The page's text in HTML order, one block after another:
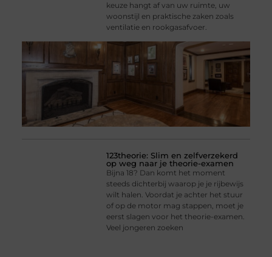
keuze hangt af van uw ruimte, uw
woonstijl en praktische zaken zoals
ventilatie en rookgasafvoer.
123theorie: Slim en zelfverzekerd
op weg naar je theorie-examen
Bijna 18? Dan komt het moment
steeds dichterbij waarop je je rijbewijs
wilt halen. Voordat je achter het stuur
of op de motor mag stappen, moet je
eerst slagen voor het theorie-examen.
Veel jongeren zoeken